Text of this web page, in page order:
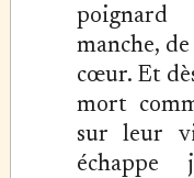
poignard
manche,
cœur. Et
mort
sur leur
échappe